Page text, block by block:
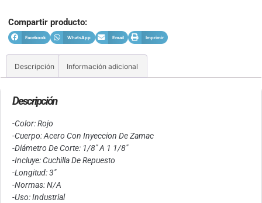
Compartir producto:
Facebook WhatsApp Email Imprimir
Descripción Información adicional
Descripción
-Color: Rojo
-Cuerpo: Acero Con Inyeccion De Zamac
-Diámetro De Corte: 1/8″ A 1 1/8″
-Incluye: Cuchilla De Repuesto
-Longitud: 3″
-Normas: N/A
-Uso: Industrial